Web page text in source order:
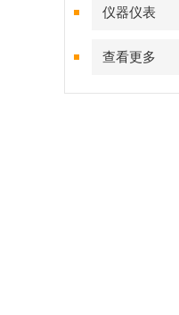
仪器仪表
查看更多